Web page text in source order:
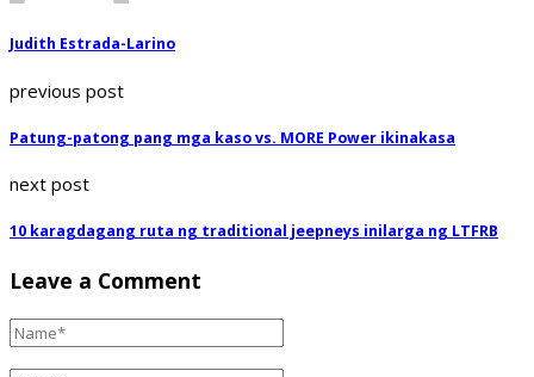
Judith Estrada-Larino
previous post
Patung-patong pang mga kaso vs. MORE Power ikinakasa
next post
10 karagdagang ruta ng traditional jeepneys inilarga ng LTFRB
Leave a Comment